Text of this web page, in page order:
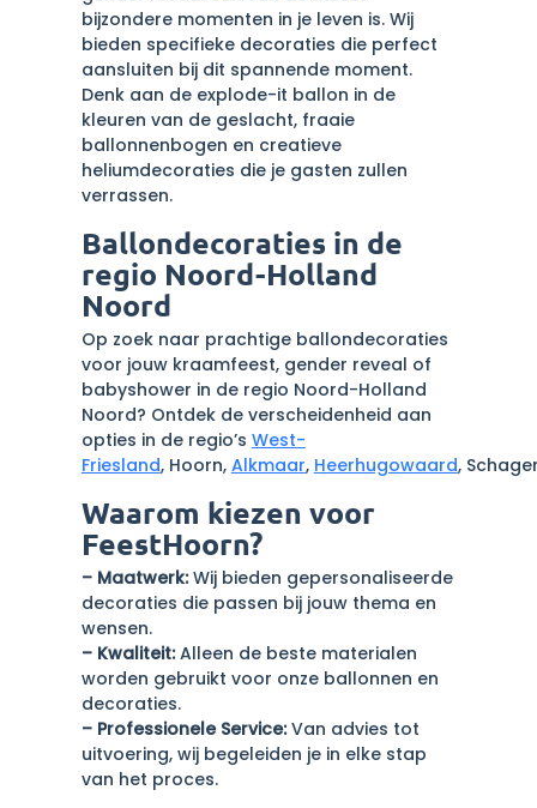
bijzondere momenten in je leven is. Wij
bieden specifieke decoraties die perfect
aansluiten bij dit spannende moment.
Denk aan de explode-it ballon in de
kleuren van de geslacht, fraaie
ballonnenbogen en creatieve
heliumdecoraties die je gasten zullen
verrassen.
Ballondecoraties in de
regio Noord-Holland
Noord
Op zoek naar prachtige ballondecoraties
voor jouw kraamfeest, gender reveal of
babyshower in de regio Noord-Holland
Noord? Ontdek de verscheidenheid aan
opties in de regio’s West-
Friesland, Hoorn, Alkmaar, Heerhugowaard,
Waarom kiezen voor
FeestHoorn?
– Maatwerk:Wij bieden gepersonaliseerde
decoraties die passen bij jouw thema en
wensen.
– Kwaliteit:Alleen de beste materialen
worden gebruikt voor onze ballonnen en
decoraties.
– Professionele Service:Van advies tot
uitvoering, wij begeleiden je in elke stap
van het proces.